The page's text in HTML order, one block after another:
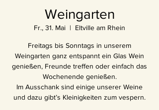
Weingarten
Fr., 31. Mai
  |
Eltville am Rhein
Freitags bis Sonntags in unserem
Weingarten ganz entspannt ein Glas Wein
genießen, Freunde treffen oder einfach das
Wochenende genießen.
Im Ausschank sind einige unserer Weine
und dazu gibt’s Kleinigkeiten zum vespern.